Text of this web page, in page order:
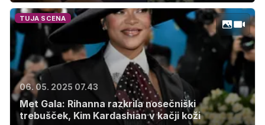
TUJA SCENA
06. 05. 2025 07.43
Met Gala: Rihanna razkrila nosečniški
trebušček, Kim Kardashian v kačji koži